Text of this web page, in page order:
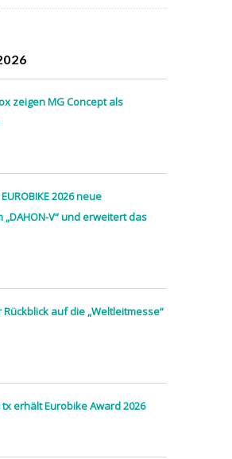
zeigen MG Concept als
2026 neue
V“ und erweitert das
auf die „Weltleitmesse“
erhält Eurobike Award 2026